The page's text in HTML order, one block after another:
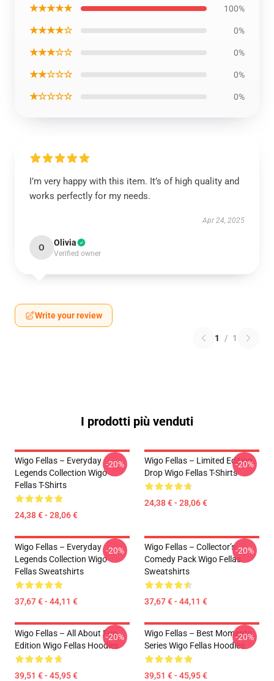
★★★★★ 100%
★★★★☆ 0%
★★★☆☆ 0%
★★☆☆☆ 0%
★☆☆☆☆ 0%
I’m very happy with this item. It’s of high quality and
works perfectly for my needs.
Apr 24, 2025
O Olivia
Verified owner
Write your review
1 / 1
I prodotti più venduti
Wigo Fellas – Everyday
Legends Collection Wigo
Fellas T-Shirts
24,38 € - 28,06 €
-20%
Wigo Fellas – Limited Edition
Drop Wigo Fellas T-Shirts
24,38 € - 28,06 €
-20%
Wigo Fellas – Everyday
Legends Collection Wigo
Fellas Sweatshirts
37,67 € - 44,11 €
-20%
Wigo Fellas – Collector’s
Comedy Pack Wigo Fellas
Sweatshirts
37,67 € - 44,11 €
-20%
Wigo Fellas – All About Fun
Edition Wigo Fellas Hoodies
39,51 € - 45,95 €
-20%
Wigo Fellas – Best Moments
Series Wigo Fellas Hoodies
39,51 € - 45,95 €
-20%